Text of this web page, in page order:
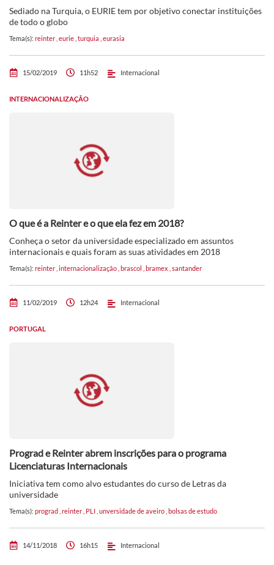
Sediado na Turquia, o EURIE tem por objetivo conectar instituições
de todo o globo
Tema(s): reinter eurie turquia eurasia
15/02/2019 11h52 Internacional
INTERNACIONALIZAÇÃO
O que é a Reinter e o que ela fez em 2018?
Conheça o setor da universidade especializado em assuntos
internacionais e quais foram as suas atividades em 2018
Tema(s): reinter internacionalização brascol bramex santander
11/02/2019 12h24 Internacional
PORTUGAL
Prograd e Reinter abrem inscrições para o programa
Licenciaturas Internacionais
Iniciativa tem como alvo estudantes do curso de Letras da
universidade
Tema(s): prograd reinter PLI unversidade de aveiro bolsas de estudo
14/11/2018 16h15 Internacional